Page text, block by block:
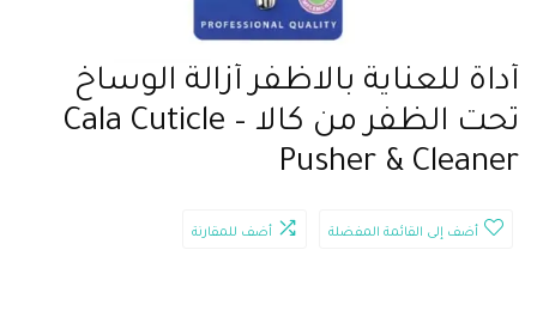
أداة للعناية بالاظفر أزالة الوساخ
تحت الظفر من كالا – Cala Cuticle
Pusher & Cleaner
أضف إلى القائمة المفضلة أضف للمقارنة